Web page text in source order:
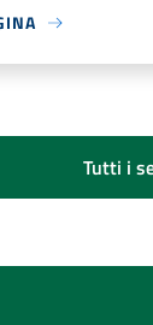
Tutti i